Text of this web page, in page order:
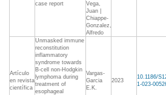
case report
Vega,
Juan |
Chiappe-
Gonzalez,
Alfredo
Artículo
en revista
científica
Unmasked immune
reconstitution
inflammatory
syndrome towards
B-cell non-Hodgkin
lymphoma during
treatment of
esophageal
Vargas-
Garcia
E.K.
2023
10.1186/
1-023-